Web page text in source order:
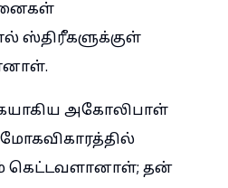
ஸ்திரீகளுக்குள்
அகோலிபாள்
கெட்டவளானாள்; தன்